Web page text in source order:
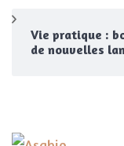
Vie pratique :
de nouvelles